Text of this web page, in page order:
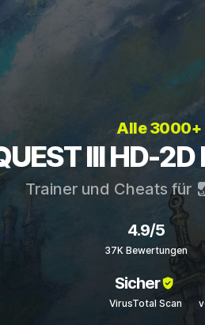
Alle
III HD-
Trainer und Cheats für
4.9/5
37K Bewertungen
Sicher
VirusTotal Scan